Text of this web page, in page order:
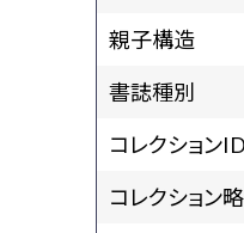
親子構造
書誌種別
コレクションID
コレクション